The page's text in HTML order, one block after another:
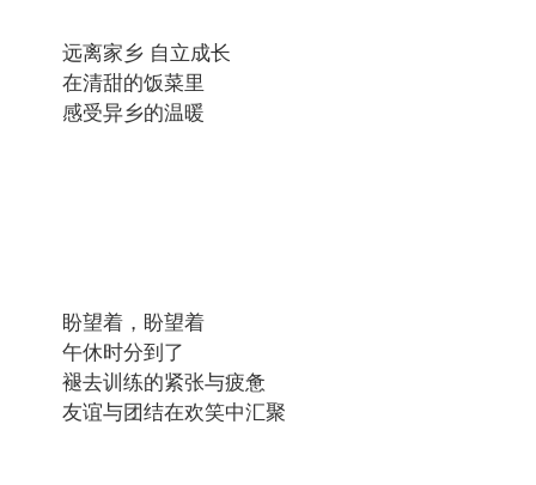
远离家乡 自立成长
在清甜的饭菜里
感受异乡的温暖
盼望着，盼望着
午休时分到了
褪去训练的紧张与疲惫
友谊与团结在欢笑中汇聚